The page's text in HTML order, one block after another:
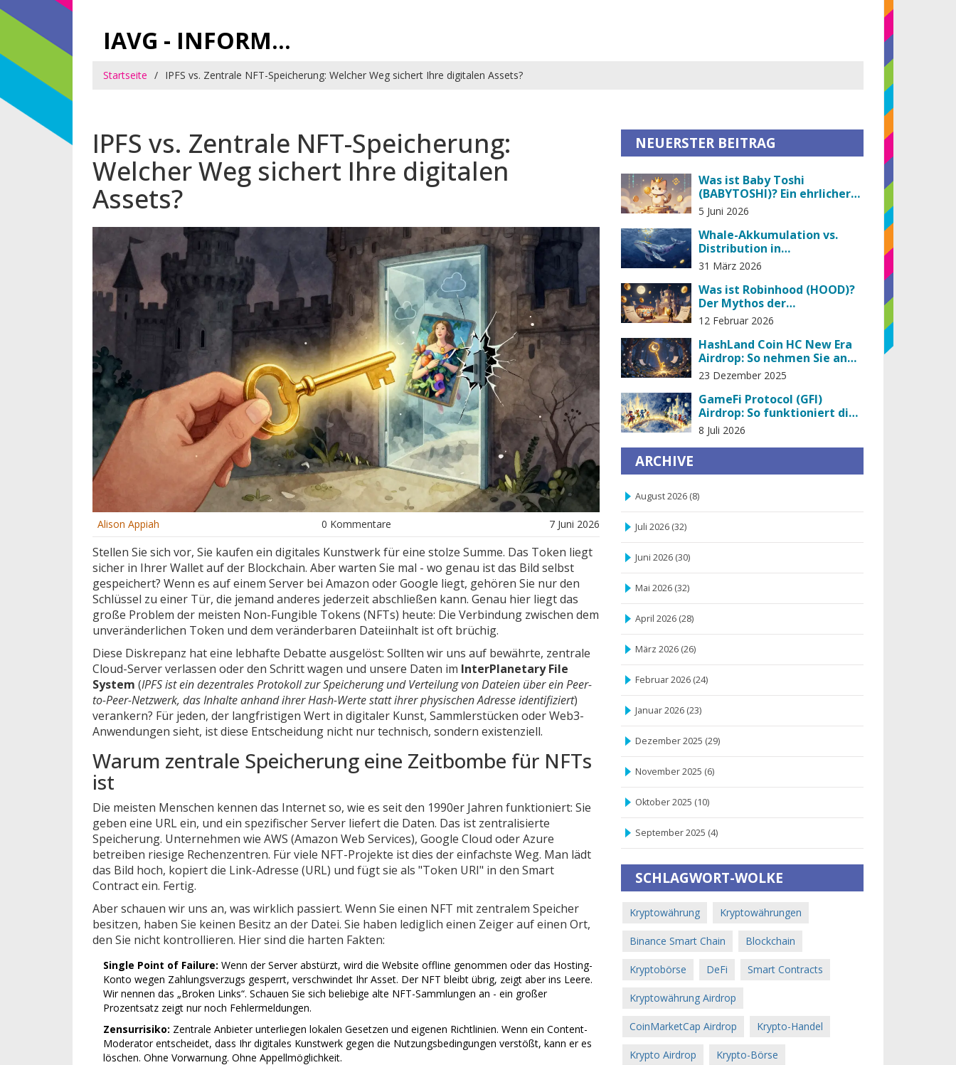
IAVG - INFORMATIONSARCHIV FÜR VIRTUELLE GELDER
Startseite IPFS vs. Zentrale NFT-Speicherung: Welcher Weg sichert Ihre digitalen Assets?
IPFS vs. Zentrale NFT-Speicherung:
Welcher Weg sichert Ihre digitalen
Assets?
Alison Appiah 0 Kommentare 7 Juni 2026
Stellen Sie sich vor, Sie kaufen ein digitales Kunstwerk für eine stolze Summe. Das Token liegt
sicher in Ihrer Wallet auf der Blockchain. Aber warten Sie mal - wo genau ist das Bild selbst
gespeichert? Wenn es auf einem Server bei Amazon oder Google liegt, gehören Sie nur den
Schlüssel zu einer Tür, die jemand anderes jederzeit abschließen kann. Genau hier liegt das
große Problem der meisten Non-Fungible Tokens (NFTs) heute: Die Verbindung zwischen dem
unveränderlichen Token und dem veränderbaren Dateiinhalt ist oft brüchig.
Diese Diskrepanz hat eine lebhafte Debatte ausgelöst: Sollten wir uns auf bewährte, zentrale
Cloud-Server verlassen oder den Schritt wagen und unsere Daten im InterPlanetary File
System (IPFS ist ein dezentrales Protokoll zur Speicherung und Verteilung von Dateien über ein Peer-
to-Peer-Netzwerk, das Inhalte anhand ihrer Hash-Werte statt ihrer physischen Adresse identifiziert)
verankern? Für jeden, der langfristigen Wert in digitaler Kunst, Sammlerstücken oder Web3-
Anwendungen sieht, ist diese Entscheidung nicht nur technisch, sondern existenziell.
Warum zentrale Speicherung eine Zeitbombe für NFTs
ist
Die meisten Menschen kennen das Internet so, wie es seit den 1990er Jahren funktioniert: Sie
geben eine URL ein, und ein spezifischer Server liefert die Daten. Das ist zentralisierte
Speicherung. Unternehmen wie AWS (Amazon Web Services), Google Cloud oder Azure
betreiben riesige Rechenzentren. Für viele NFT-Projekte ist dies der einfachste Weg. Man lädt
das Bild hoch, kopiert die Link-Adresse (URL) und fügt sie als "Token URI" in den Smart
Contract ein. Fertig.
Aber schauen wir uns an, was wirklich passiert. Wenn Sie einen NFT mit zentralem Speicher
besitzen, haben Sie keinen Besitz an der Datei. Sie haben lediglich einen Zeiger auf einen Ort,
den Sie nicht kontrollieren. Hier sind die harten Fakten:
Single Point of Failure: Wenn der Server abstürzt, wird die Website offline genommen oder das Hosting-
Konto wegen Zahlungsverzugs gesperrt, verschwindet Ihr Asset. Der NFT bleibt übrig, zeigt aber ins Leere.
Wir nennen das „Broken Links“. Schauen Sie sich beliebige alte NFT-Sammlungen an - ein großer
Prozentsatz zeigt nur noch Fehlermeldungen.
Zensurrisiko: Zentrale Anbieter unterliegen lokalen Gesetzen und eigenen Richtlinien. Wenn ein Content-
Moderator entscheidet, dass Ihr digitales Kunstwerk gegen die Nutzungsbedingungen verstößt, kann er es
löschen. Ohne Vorwarnung. Ohne Appellmöglichkeit.
NEUERSTER BEITRAG
Was ist Baby Toshi
(BABYTOSHI)? Ein ehrlicher
Blick auf den Meme-Token
5 Juni 2026
Whale-Akkumulation vs.
Distribution in
Kryptomärkten verstehen
31 März 2026
Was ist Robinhood (HOOD)?
Der Mythos der
Kryptowährung und was
12 Februar 2026
HashLand Coin HC New Era
Airdrop: So nehmen Sie an
der NFT-Verteilung teil
23 Dezember 2025
GameFi Protocol (GFI)
Airdrop: So funktioniert die
CoinMarketCap-Kampagne
8 Juli 2026
ARCHIVE
August 2026 (8)
Juli 2026 (32)
Juni 2026 (30)
Mai 2026 (32)
April 2026 (28)
März 2026 (26)
Februar 2026 (24)
Januar 2026 (23)
Dezember 2025 (29)
November 2025 (6)
Oktober 2025 (10)
September 2025 (4)
SCHLAGWORT-WOLKE
Kryptowährung Kryptowährungen
Binance Smart Chain Blockchain
Kryptobörse DeFi Smart Contracts
Kryptowährung Airdrop
CoinMarketCap Airdrop Krypto-Handel
Krypto Airdrop Krypto-Börse